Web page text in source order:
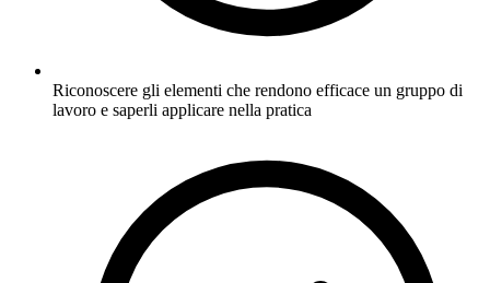
Riconoscere gli elementi che rendono efficace un gruppo di
lavoro e saperli applicare nella pratica